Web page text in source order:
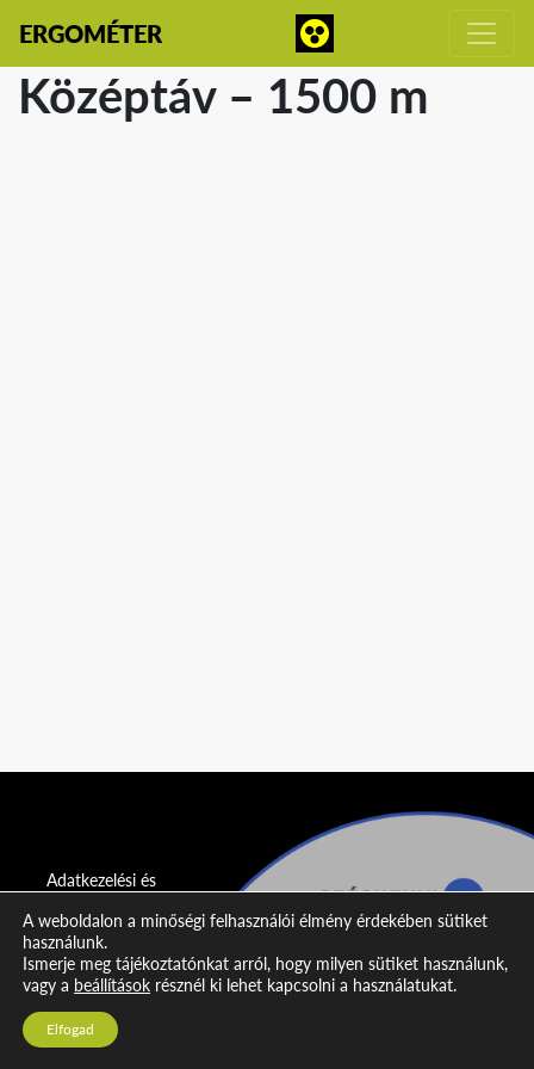
ERGOMÉTER
Középtáv – 1500 m
Adatkezelési és
nyilatkozat
Impresszum
Kapcsolat
A weboldalon a minőségi felhasználói élmény érdekében sütiket
használunk.
Ismerje meg tájékoztatónkat arról, hogy milyen sütiket használunk,
vagy a beállítások résznél ki lehet kapcsolni a használatukat.
Elfogad